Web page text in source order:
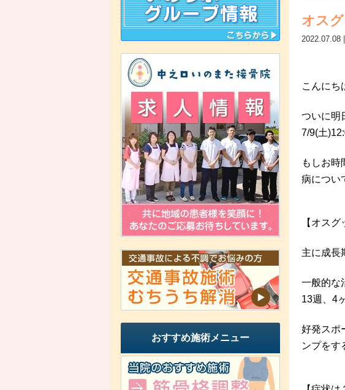
オス
2022.07.08
こんにち
ついに明
7/9(土
もしお時
病につい
【オス
主に成長
一般的な
13週、4
好発スポ
ンプをす
おすすめ施術メニュー